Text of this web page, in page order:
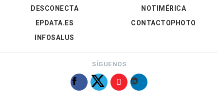
DESCONECTA
EPDATA.ES
INFOSALUS
NOTIMÉRICA
CONTACTOPHOTO
SÍGUENOS